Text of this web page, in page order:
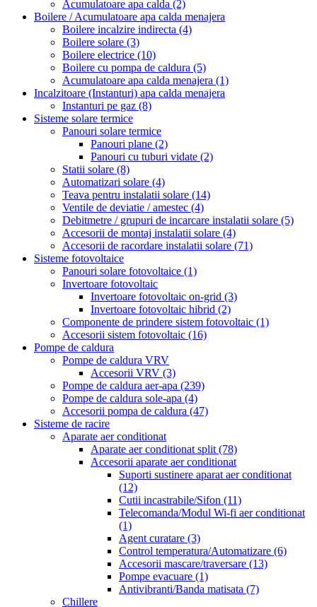
Acumulatoare apa calda (2)
Boilere / Acumulatoare apa calda menajera
Boilere incalzire indirecta (4)
Boilere solare (3)
Boilere electrice (10)
Boilere cu pompa de caldura (5)
Acumulatoare apa calda menajera (1)
Incalzitoare (Instanturi) apa calda menajera
Instanturi pe gaz (8)
Sisteme solare termice
Panouri solare termice
Panouri plane (2)
Panouri cu tuburi vidate (2)
Statii solare (8)
Automatizari solare (4)
Teava pentru instalatii solare (14)
Ventile de deviatie / amestec (4)
Debitmetre / grupuri de incarcare instalatii solare (5)
Accesorii de montaj instalatii solare (4)
Accesorii de racordare instalatii solare (71)
Sisteme fotovoltaice
Panouri solare fotovoltaice (1)
Invertoare fotovoltaic
Invertoare fotovoltaic on-grid (3)
Invertoare fotovoltaic hibrid (2)
Componente de prindere sistem fotovoltaic (1)
Accesorii sistem fotovoltaic (16)
Pompe de caldura
Pompe de caldura VRV
Accesorii VRV (3)
Pompe de caldura aer-apa (239)
Pompe de caldura sole-apa (4)
Accesorii pompa de caldura (47)
Sisteme de racire
Aparate aer conditionat
Aparate aer conditionat split (78)
Accesorii aparate aer conditionat
Suporti sustinere aparat aer conditionat
(12)
Cutii incastrabile/Sifon (11)
Telecomanda/Modul Wi-fi aer conditionat
(1)
Agent curatare (3)
Control temperatura/Automatizare (6)
Accesorii mascare/traversare (13)
Pompe evacuare (1)
Antivibranti/Banda matisata (7)
Chillere